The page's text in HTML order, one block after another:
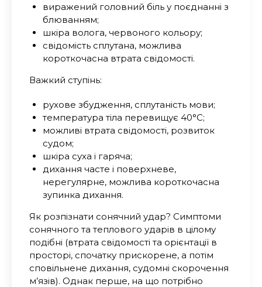
виражений головний біль у поєднанні з
блюванням;
шкіра волога, червоного кольору;
свідомість сплутана, можлива
короткочасна втрата свідомості.
Важкий ступінь:
рухове збудження, сплутаність мови;
температура тіла перевищує 40°C;
можливі втрата свідомості, розвиток
судом;
шкіра суха і гаряча;
дихання часте і поверхневе,
нерегулярне, можлива короткочасна
зупинка дихання.
Як розпізнати сонячний удар? Симптоми
сонячного та теплового ударів в цілому
подібні (втрата свідомості та орієнтації в
просторі, спочатку прискорене, а потім
сповільнене дихання, судомні скорочення
м’язів). Однак перше, на що потрібно